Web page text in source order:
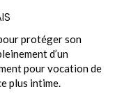
protéger son
d’un
pour vocation de
plus intime.